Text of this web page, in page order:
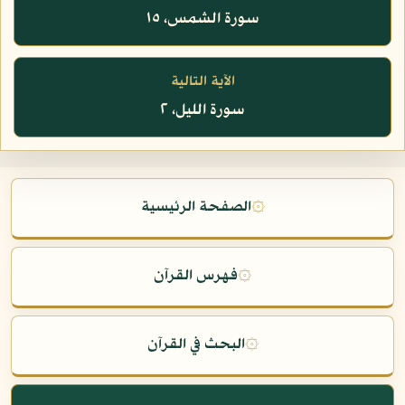
سورة الشمس، ١٥
الآية التالية
سورة الليل، ٢
۞الصفحة الرئيسية
۞فهرس القرآن
۞البحث في القرآن